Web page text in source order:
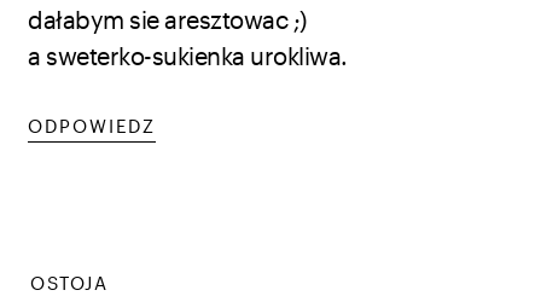
dałabym sie aresztowac ;)
a sweterko-sukienka urokliwa.
ODPOWIEDZ
OSTOJA